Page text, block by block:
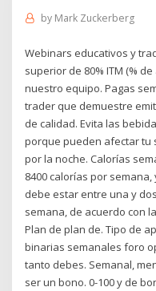
by Mark Zuckerberg
Webinars educativos y
superior de 80% ITM (%
nuestro equipo. Pagas
trader que demuestre
de calidad. Evita las
porque pueden afectar tu
por la noche. Calorías
8400 calorías por
debe estar entre una y
semana, de acuerdo con
Plan de plan de. Tipo de
binarias semanales foro
tanto debes. Semanal,
ser un bono. 0-100 y de